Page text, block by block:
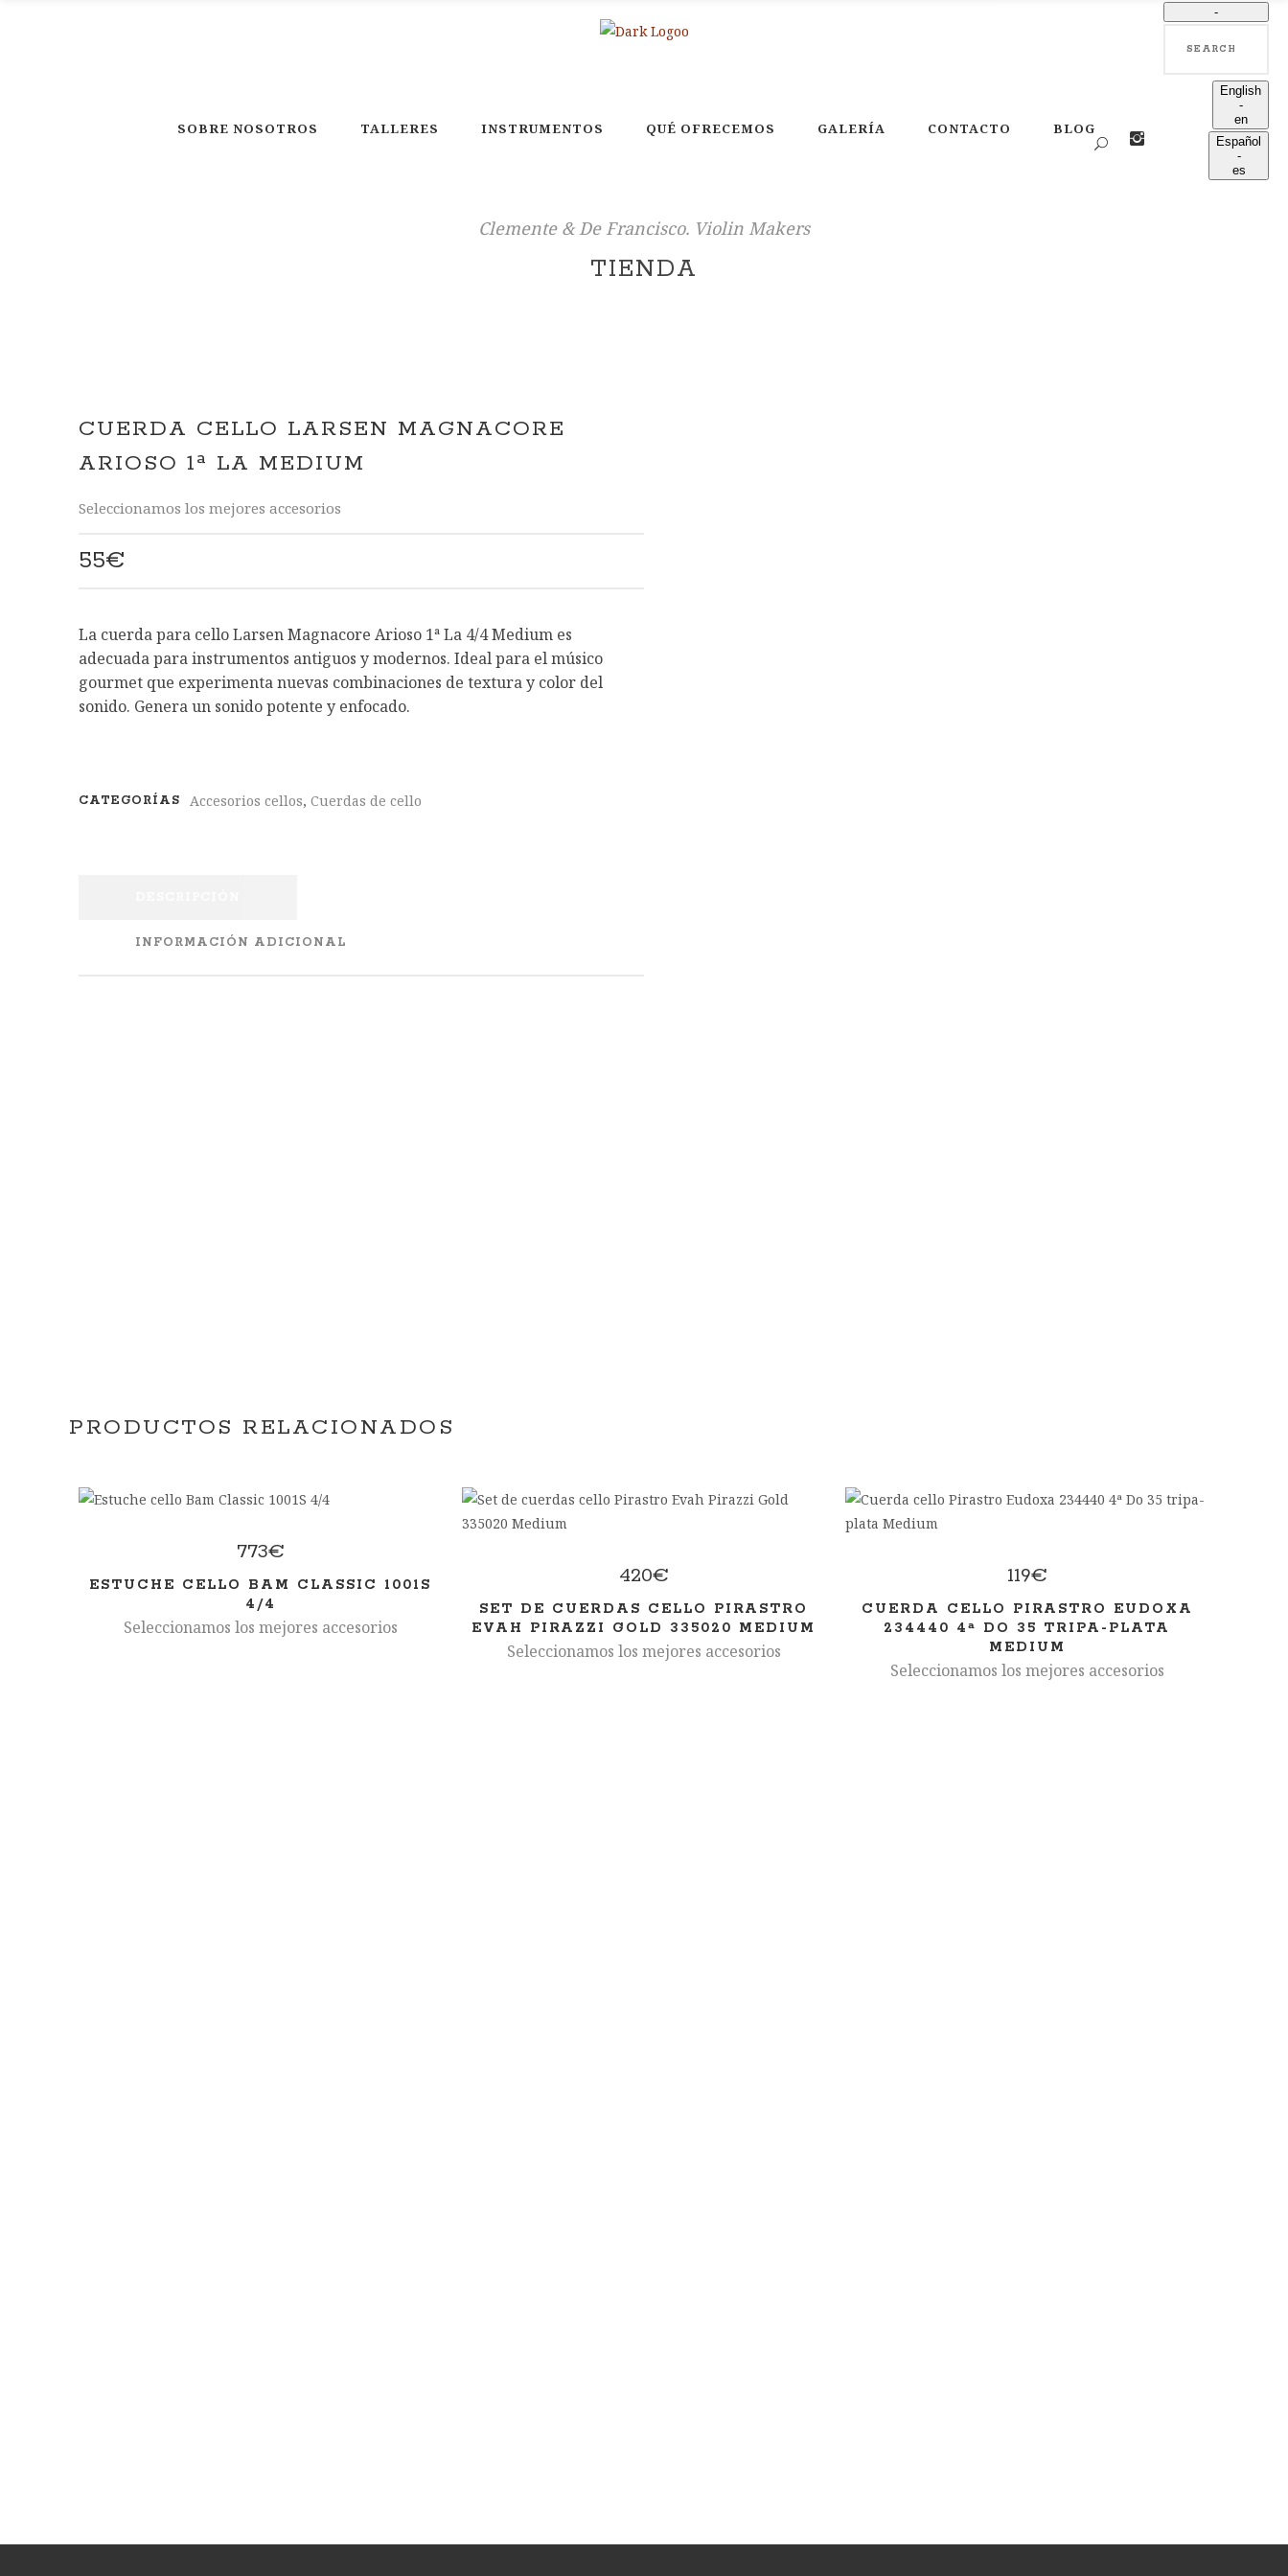
-
English
-
en
Español
-
es
SOBRE NOSOTROS TALLERES INSTRUMENTOS QUÉ OFRECEMOS GALERÍA CONTACTO BLOG
Clemente & De Francisco. Violin Makers
TIENDA
CUERDA CELLO LARSEN MAGNACORE
ARIOSO 1ª LA MEDIUM
Seleccionamos los mejores accesorios
55€
La cuerda para cello Larsen Magnacore Arioso 1ª La 4/4 Medium es
adecuada para instrumentos antiguos y modernos. Ideal para el músico
gourmet que experimenta nuevas combinaciones de textura y color del
sonido. Genera un sonido potente y enfocado.
CATEGORÍAS Accesorios cellos, Cuerdas de cello
INFORMACIÓN ADICIONAL
PRODUCTOS RELACIONADOS
773€
ESTUCHE CELLO BAM CLASSIC 1001S
4/4
Seleccionamos los mejores accesorios
420€
SET DE CUERDAS CELLO PIRASTRO
EVAH PIRAZZI GOLD 335020 MEDIUM
Seleccionamos los mejores accesorios
119€
CUERDA CELLO PIRASTRO EUDOXA
234440 4ª DO 35 TRIPA-PLATA
MEDIUM
Seleccionamos los mejores accesorios